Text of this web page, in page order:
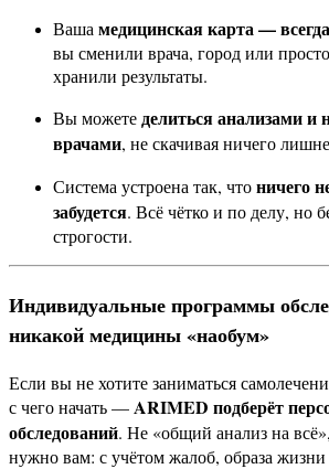
Ваша медицинская карта —
вы сменили врача, город или
хранили результаты.
Вы можетеделиться анализами и
врачами, не скачивая ничего
Система устроена так, чтоничего
забудется. Всё чётко и по делу, но
строгости.
Индивидуальные программы
никакой медицины «наобум»
Если вы не хотите заниматься
с чего начать —ARIMED подберёт
обследований. Не «общий анализ на
нужно вам: с учётом жалоб, образа жизни